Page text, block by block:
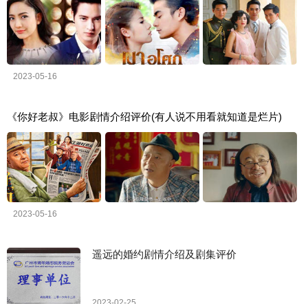
2023-05-16
《你好老叔》电影剧情介绍评价(有人说不用看就知道是烂片)
2023-05-16
遥远的婚约剧情介绍及剧集评价